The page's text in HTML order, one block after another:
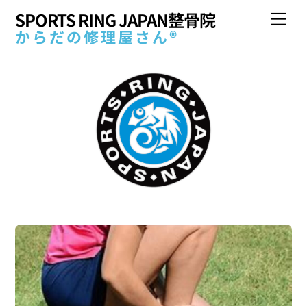
SPORTS RING JAPAN整骨院
からだの修理屋さん®